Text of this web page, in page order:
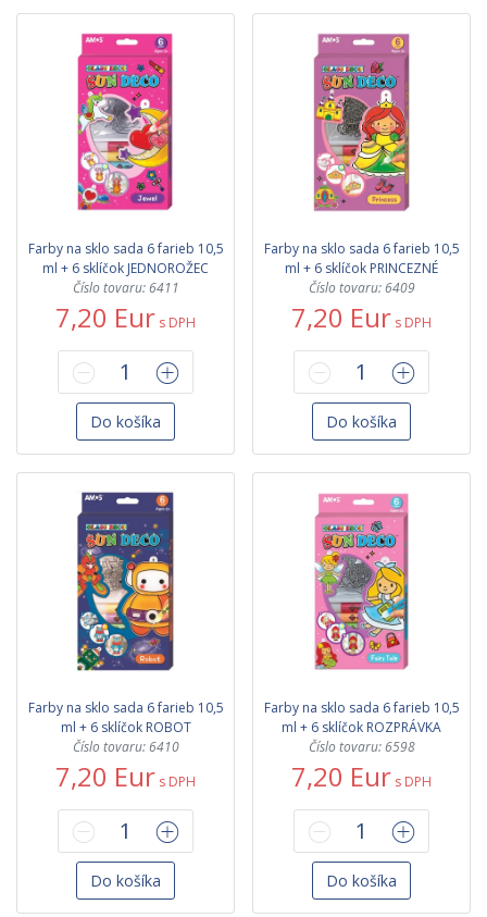
Farby na sklo sada 6 farieb 10,5
ml + 6 sklíčok JEDNOROŽEC
Číslo tovaru: 6411
7,20 Eur s DPH
Do košíka
Farby na sklo sada 6 farieb 10,5
ml + 6 sklíčok PRINCEZNÉ
Číslo tovaru: 6409
7,20 Eur s DPH
Do košíka
Farby na sklo sada 6 farieb 10,5
ml + 6 sklíčok ROBOT
Číslo tovaru: 6410
7,20 Eur s DPH
Do košíka
Farby na sklo sada 6 farieb 10,5
ml + 6 sklíčok ROZPRÁVKA
Číslo tovaru: 6598
7,20 Eur s DPH
Do košíka